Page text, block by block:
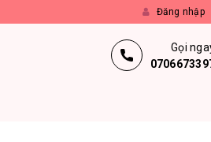
Đăng nhập
Gọi